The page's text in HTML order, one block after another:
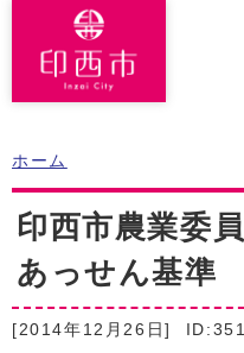
ホーム
印西市農業委
あっせん基準
[2014年12月26日]